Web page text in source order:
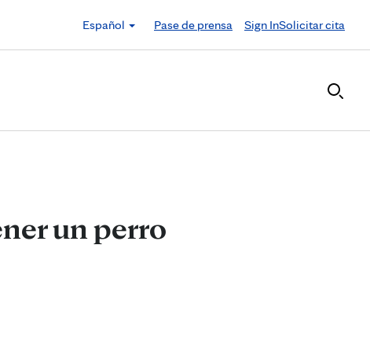
Español
Pase de prensa Sign InSolicitar cita
un perro